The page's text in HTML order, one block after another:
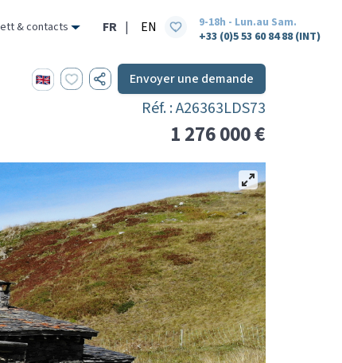
& contacts FR | EN
9-18h - Lun.au Sam.
+33 (0)5 53 60 84 88 (INT)
Envoyer une demande
Réf. : A26363LDS73
1 276 000 €